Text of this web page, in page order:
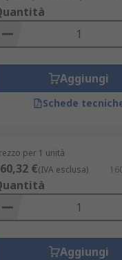
e civili. Tra
di processo.
Aggiungi
Schede
per 1 unità
€(IVA esclusa)
Aggiungi